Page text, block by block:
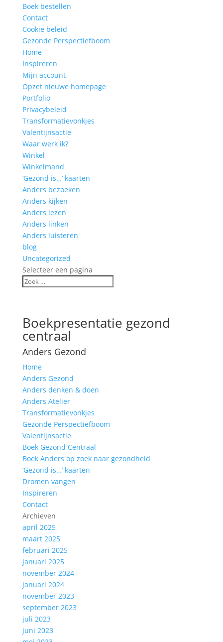
Boek bestellen
Contact
Cookie beleid
Gezonde Perspectiefboom
Home
Inspireren
Mijn account
Opzet nieuwe homepage
Portfolio
Privacybeleid
Transformatievonkjes
Valentijnsactie
Waar werk ik?
Winkel
Winkelmand
‘Gezond is…’ kaarten
Anders bezoeken
Anders kijken
Anders lezen
Anders linken
Anders luisteren
blog
Uncategorized
Selecteer een pagina
Boekpresentatie gezond
centraal
Anders Gezond
Home
Anders Gezond
Anders denken & doen
Anders Atelier
Transformatievonkjes
Gezonde Perspectiefboom
Valentijnsactie
Boek Gezond Centraal
Boek Anders op zoek naar gezondheid
‘Gezond is…’ kaarten
Dromen vangen
Inspireren
Contact
Archieven
april 2025
maart 2025
februari 2025
januari 2025
november 2024
januari 2024
november 2023
september 2023
juli 2023
juni 2023